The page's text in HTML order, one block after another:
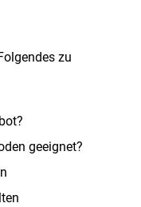
zu
geeignet?